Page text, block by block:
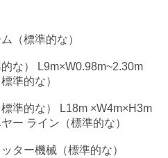
（標準的な）
な） L9m×W0.98m~2.30m
準的な）
準的な） L18m ×W4m×H3m
ー ライン（標準的な）
ター機械（標準的な）